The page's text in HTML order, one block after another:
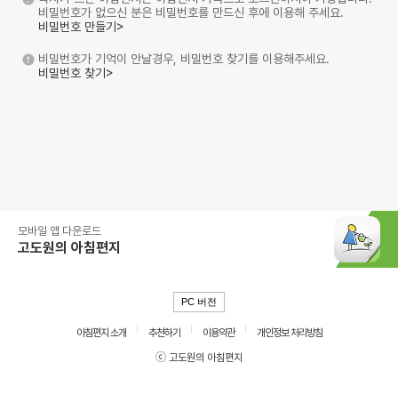
비밀번호가 없으신 분은 비밀번호를 만드신 후에 이용해 주세요.
비밀번호 만들기>
비밀번호가 기억이 안날경우, 비밀번호 찾기를 이용해주세요.
비밀번호 찾기>
모바일 앱 다운로드
고도원의 아침편지
PC 버전
아침편지 소개 추천하기 이용약관
개인정보 처리방침
ⓒ 고도원의 아침편지